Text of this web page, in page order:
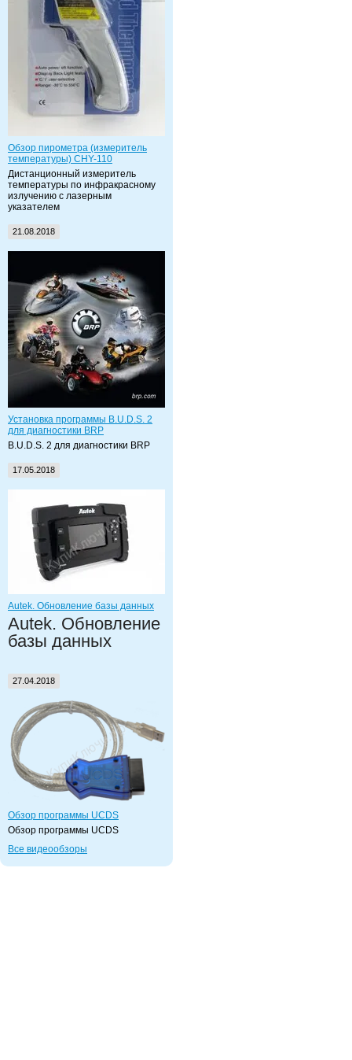
Обзор пирометра (измеритель
температуры) CHY-110
Дистанционный измеритель
температуры по инфракрасному
излучению с лазерным
указателем
21.08.2018
Установка программы B.U.D.S. 2
для диагностики BRP
B.U.D.S. 2 для диагностики BRP
17.05.2018
Autek. Обновление базы данных
Autek. Обновление
базы данных
27.04.2018
Обзор программы UCDS
Обзор программы UCDS
Все видеообзоры